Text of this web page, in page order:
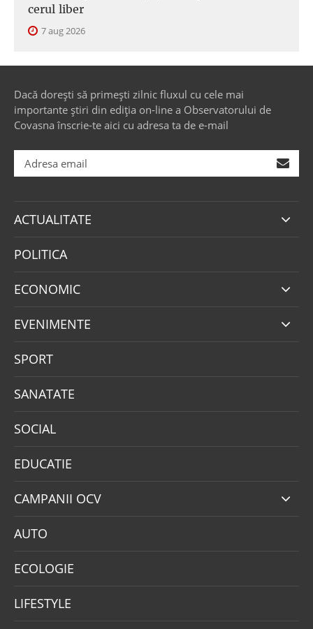
cerul liber
7 aug 2026
Dacă dorești să primești zilnic fluxul cu cele mai
importante știri din ediția on-line a Observatorului de
Covasna înscrie-te aici cu adresa ta de e-mail
ACTUALITATE
POLITICA
ECONOMIC
EVENIMENTE
SPORT
SANATATE
SOCIAL
EDUCATIE
CAMPANII OCV
AUTO
ECOLOGIE
LIFESTYLE